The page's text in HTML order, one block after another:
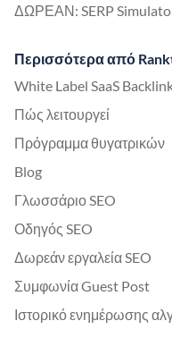
ΔΩΡΕΑΝ: SERP
Περισσότερα από
White Label SaaS
Πώς λειτουργεί
Πρόγραμμα θυγατρικών
Blog
Γλωσσάριο SEO
Οδηγός SEO
Δωρεάν εργαλεία SEO
Συμφωνία Guest Post
Ιστορικό ενημέρωσης